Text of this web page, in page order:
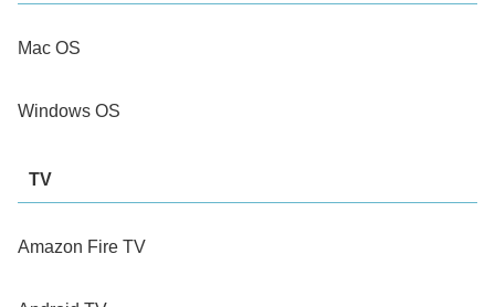
Mac OS
Windows OS
TV
Amazon Fire TV